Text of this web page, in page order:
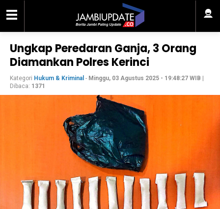
Ungkap Peredaran Ganja, 3 Orang
Diamankan Polres Kerinci
Kategori Hukum & Kriminal - Minggu, 03 Agustus 2025 - 19:48:27 WIB
Dibaca: 1371